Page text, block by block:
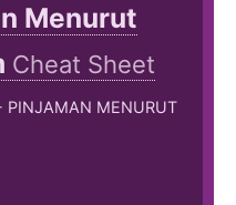
Menurut
Cheat Sheet
PINJAMAN MENURUT